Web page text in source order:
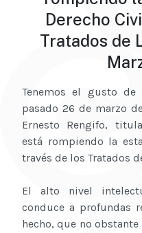
Derecho
Tratados de
Tenemos el gusto
pasado 26 de marzo
Ernesto Rengifo,
está rompiendo la
través de los Tratados
El alto nivel
conduce a profundas
hecho, que no